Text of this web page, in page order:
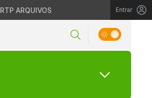
RTP ARQUIVOS Entrar